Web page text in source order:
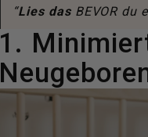
“Lies dasBEVOR du
1.